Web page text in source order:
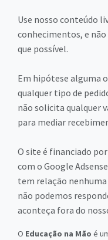
Use nosso conteúdo
conhecimentos, e não
que possível.
Em hipótese alguma
qualquer tipo de
não solicita qualquer
para mediar
O site é financiado
com o Google
tem relação
não podemos
aconteça fora do
O Educação na Mão é